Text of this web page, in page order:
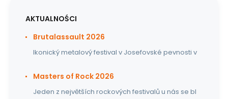
AKTUALNOŚCI
Brutalassault 2026
Ikonický metalový festival v Josefovské pevnosti v
Masters of Rock 2026
Jeden z největších rockových festivalů u nás se bl